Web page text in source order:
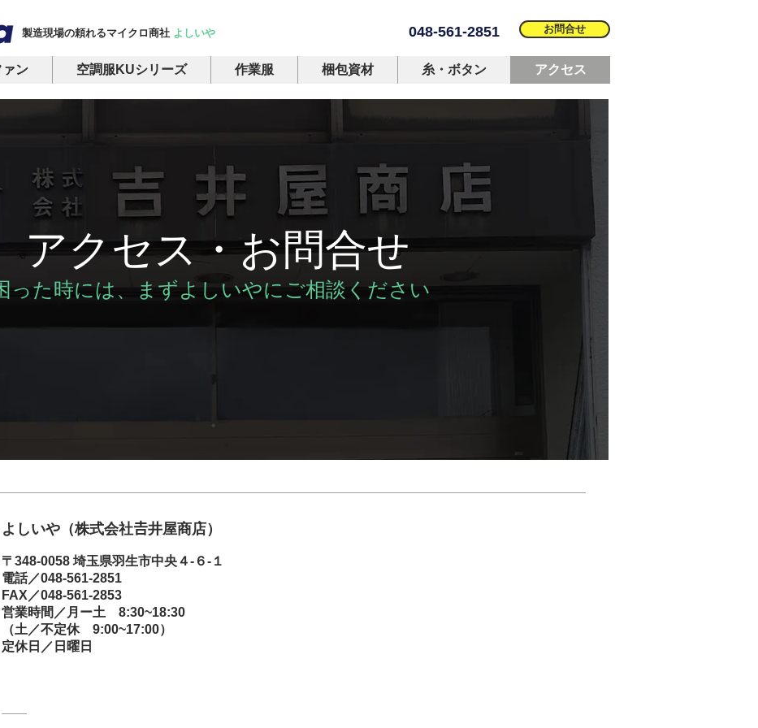
製造現場の頼れるマイクロ商社 よしいや お問合せ
048-561-2851
ァン 空調服KUシリーズ 作業服 梱包資材 糸・ボタン アクセス
アクセス・お問合せ
った時には、まずよしいやにご相談ください
よしいや（株式会社𠮷井屋商店）
〒 348-0058 埼玉県羽生市中央４- ６-１
電話／048-561-2851
FAX／048-561-2853
​営業時間／月ー土 8:30~18:30
（土／不定休 9:00~17:00）
定休日／日曜日